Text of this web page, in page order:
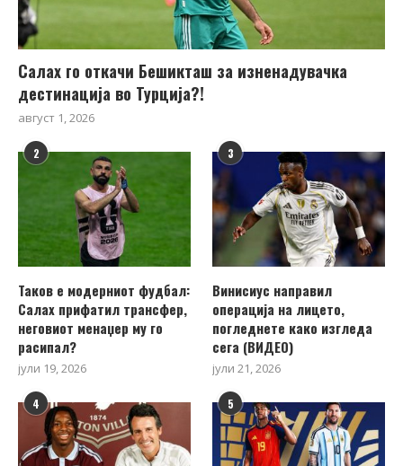
Салах го откачи Бешикташ за изненадувачка
дестинација во Турција?!
август 1, 2026
2
Таков е модерниот фудбал:
Салах прифатил трансфер,
неговиот менаџер му го
расипал?
јули 19, 2026
3
Винисиус направил
операција на лицето,
погледнете како изгледа
сега (ВИДЕО)
јули 21, 2026
4 5